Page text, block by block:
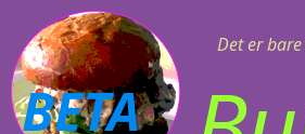
Det er
BETA